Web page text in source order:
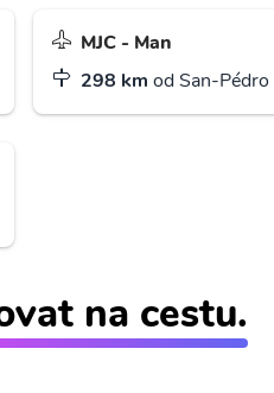
MJC - Man
298 km od San-Pédro
na cestu.